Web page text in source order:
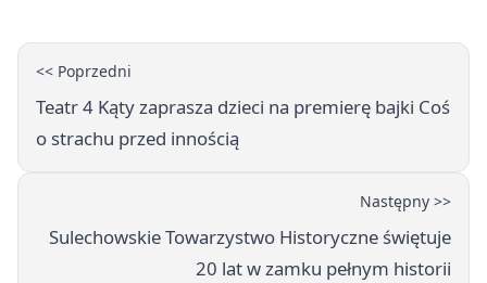
<< Poprzedni
Teatr 4 Kąty zaprasza dzieci na premierę bajki Coś
o strachu przed innością
Następny >>
Sulechowskie Towarzystwo Historyczne świętuje
20 lat w zamku pełnym historii